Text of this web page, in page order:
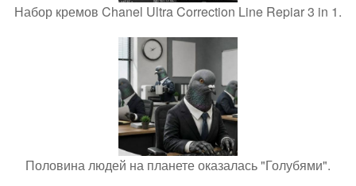
Набор кремов Chanel Ultra Correction Line Repiar 3 in 1.
Половина людей на планете оказалась "Голубями".